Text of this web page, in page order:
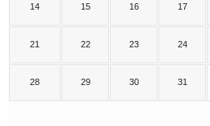
14 15 16 17
21 22 23 24
28 29 30 31